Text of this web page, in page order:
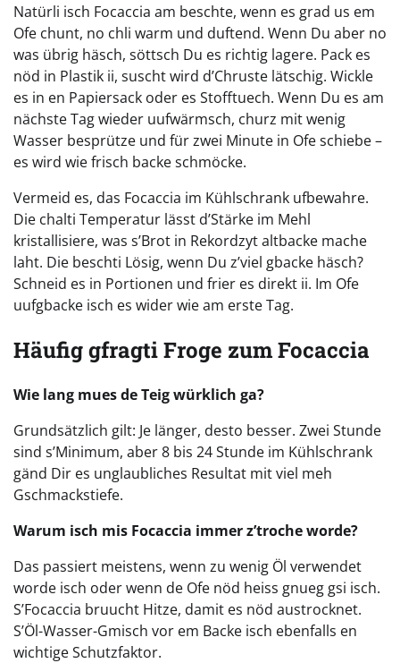
Natürli isch Focaccia am beschte, wenn es grad us em
Ofe chunt, no chli warm und duftend. Wenn Du aber no
was übrig häsch, söttsch Du es richtig lagere. Pack es
nöd in Plastik ii, suscht wird d’Chruste lätschig. Wickle
es in en Papiersack oder es Stofftuech. Wenn Du es am
nächste Tag wieder uufwärmsch, churz mit wenig
Wasser besprütze und für zwei Minute in Ofe schiebe –
es wird wie frisch backe schmöcke.
Vermeid es, das Focaccia im Kühlschrank ufbewahre.
Die chalti Temperatur lässt d’Stärke im Mehl
kristallisiere, was s’Brot in Rekordzyt altbacke mache
laht. Die beschti Lösig, wenn Du z’viel gbacke häsch?
Schneid es in Portionen und frier es direkt ii. Im Ofe
uufgbacke isch es wider wie am erste Tag.
Häufig gfragti Froge zum Focaccia
Wie lang mues de Teig würklich ga?
Grundsätzlich gilt: Je länger, desto besser. Zwei Stunde
sind s’Minimum, aber 8 bis 24 Stunde im Kühlschrank
gänd Dir es unglaubliches Resultat mit viel meh
Gschmackstiefe.
Warum isch mis Focaccia immer z’troche worde?
Das passiert meistens, wenn zu wenig Öl verwendet
worde isch oder wenn de Ofe nöd heiss gnueg gsi isch.
S’Focaccia bruucht Hitze, damit es nöd austrocknet.
S’Öl-Wasser-Gmisch vor em Backe isch ebenfalls en
wichtige Schutzfaktor.